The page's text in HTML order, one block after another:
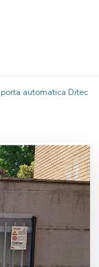
porta automatica Ditec